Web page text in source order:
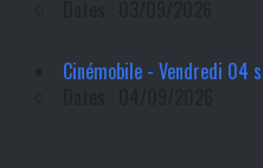
Cinémobile - Vendredi 04